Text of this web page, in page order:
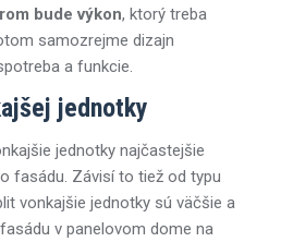
bude výkon, ktorý treba
samozrejme dizajn
a funkcie.
jednotky
jednotky najčastejšie
fasádu. Závisí to tiež od typu
vonkajšie jednotky sú väčšie a
v panelovom dome na